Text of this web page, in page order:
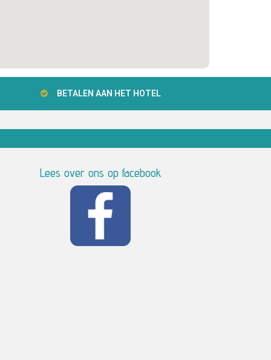
BETALEN AAN HET HOTEL
Lees over ons op facebook